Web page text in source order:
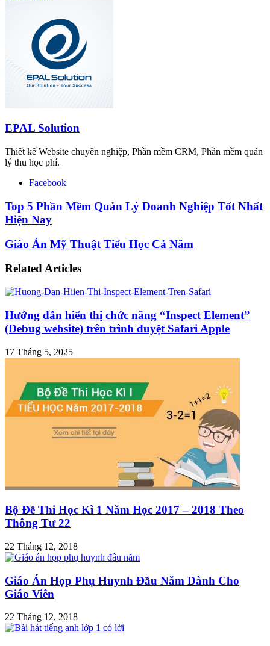
EPAL Solution
Thiết kế Website chuyên nghiệp, Phần mềm CRM, Phần mềm quản
lý thu học phí.
Facebook
Top 5 Phần Mềm Quản Lý Doanh Nghiệp Tốt Nhất
Hiện Nay
Giáo Án Mỹ Thuật Tiểu Học Cả Năm
Related Articles
Hướng dẫn hiển thị chức năng “Inspect Element”
(Debug website) trên trình duyệt Safari Apple
17 Tháng 5, 2025
Bộ Đề Thi Học Kì 1 Năm Học 2017 – 2018 Theo
Thông Tư 22
22 Tháng 12, 2018
Giáo Án Họp Phụ Huynh Đầu Năm Dành Cho
Giáo Viên
22 Tháng 12, 2018